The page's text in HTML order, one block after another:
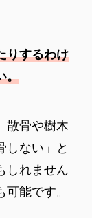
りするわけ
。
散骨や樹木
しない」と
しれません
能です。